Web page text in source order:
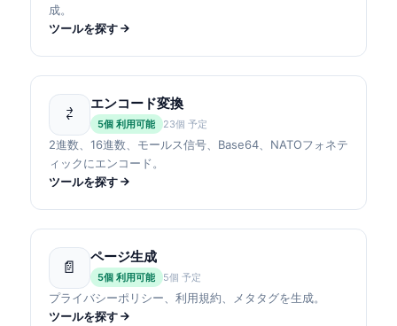
成。
ツールを探す
⇄
エンコード変換
5個 利用可能 23個 予定
2進数、16進数、モールス信号、Base64、NATOフォネテ
ィックにエンコード。
ツールを探す
📄
ページ生成
5個 利用可能 5個 予定
プライバシーポリシー、利用規約、メタタグを生成。
ツールを探す